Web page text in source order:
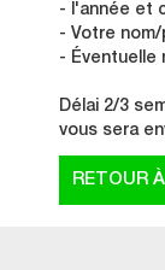
- l'année et
- Votre
- Éventuelle
Délai 2/3
vous sera